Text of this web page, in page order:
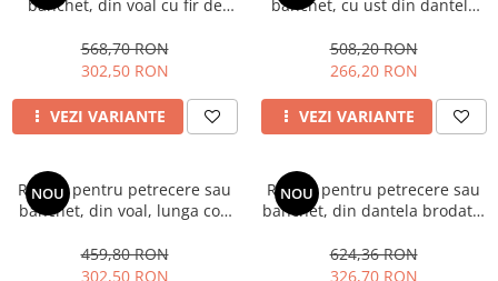
banchet, din voal cu fir de
568,70 RON
302,50 RON
VEZI VARIANTE
banchet, cu ust din dantela
lunga cod 3397
508,20 RON
266,20 RON
VEZI VARIANTE
NOU
Rochie pentru petrecere sau
banchet, din voal, lunga cod
459,80 RON
302,50 RON
NOU
Rochie pentru petrecere sau
banchet, din dantela brodata,
624,36 RON
326,70 RON